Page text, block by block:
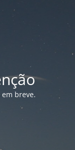
breve.